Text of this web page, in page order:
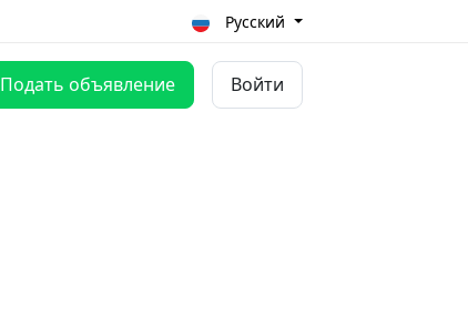
Русский
Подать объявление Войти